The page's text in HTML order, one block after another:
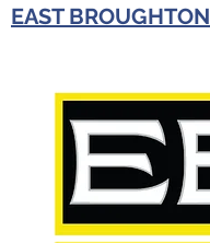
EAST BROUGHTON